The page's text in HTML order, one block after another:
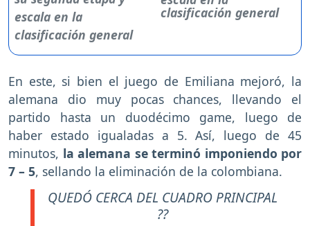
clasificación general
En este, si bien el juego de Emiliana mejoró, la
alemana dio muy pocas chances, llevando el
partido hasta un duodécimo game, luego de
haber estado igualadas a 5. Así, luego de 45
minutos, la alemana se terminó imponiendo por
7 – 5, sellando la eliminación de la colombiana.
QUEDÓ CERCA DEL CUADRO PRINCIPAL
??